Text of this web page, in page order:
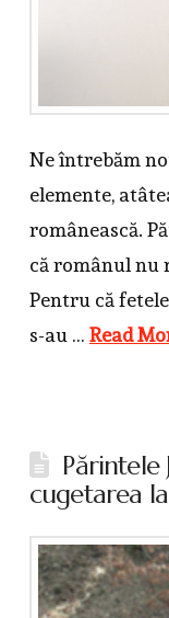
Ne întrebăm
elemente,
românească.
că românul nu
Pentru că
s-au … Read
Părintele
cugetarea